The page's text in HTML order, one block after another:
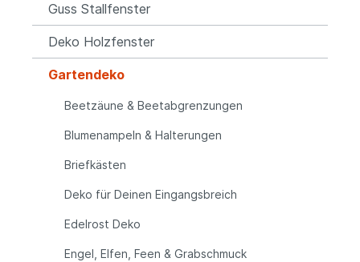
Guss Stallfenster
Deko Holzfenster
Gartendeko
Beetzäune & Beetabgrenzungen
Blumenampeln & Halterungen
Briefkästen
Deko für Deinen Eingangsbreich
Edelrost Deko
Engel, Elfen, Feen & Grabschmuck